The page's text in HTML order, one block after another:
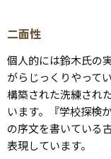
二面性
個人的には鈴木氏の
がらじっくりやって
構築された洗練され
います。『学校探検
の序文を書いている
表現しています。